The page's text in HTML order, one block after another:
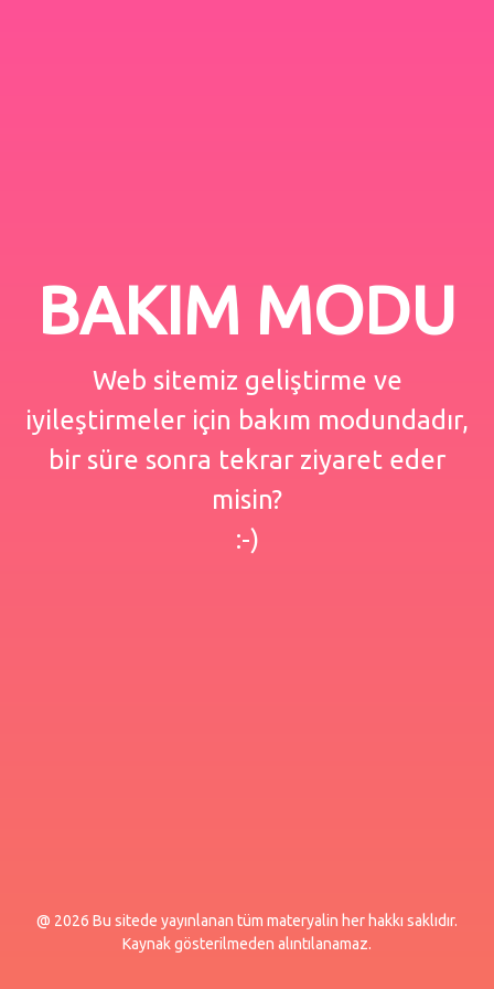
BAKIM MODU
Web sitemiz geliştirme ve
iyileştirmeler için bakım modundadır,
bir süre sonra tekrar ziyaret eder
misin?
:-)
@ 2026 Bu sitede yayınlanan tüm materyalin her hakkı saklıdır.
Kaynak gösterilmeden alıntılanamaz.